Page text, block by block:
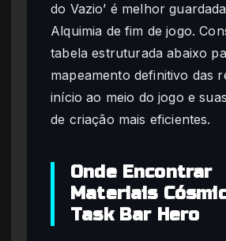
do Vazio’ é melhor
Alquimia de fim de jogo.
tabela estruturada abaixo
mapeamento definitivo das
início ao meio do jogo e
de criação mais eficientes.
Onde Encontrar
Materiais
Task Bar Hero